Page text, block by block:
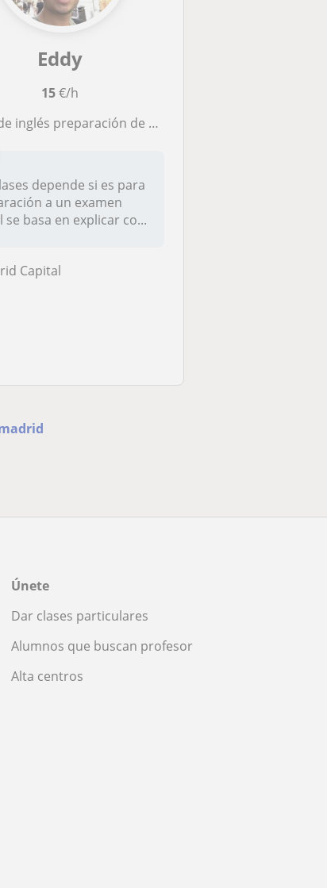
Eddy
15€/h
preparación de exámenes (KET,PET Y FIRST)
depende si es para
a un examen
se basa en explicar co...
Capital
Únete
Dar clases particulares
Alumnos que buscan profesor
Alta centros